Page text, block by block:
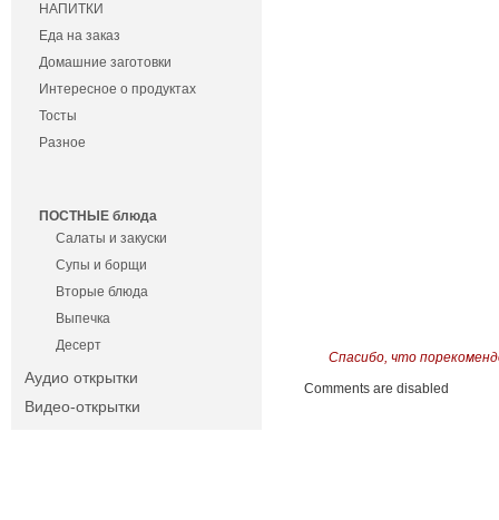
НАПИТКИ
Еда на заказ
Домашние заготовки
Интересное о продуктах
Тосты
Разное
ПОСТНЫЕ блюда
Салаты и закуски
Супы и борщи
Вторые блюда
Выпечка
Десерт
Аудио открытки
Видео-открытки
Спасибо, что
Comments are disabled